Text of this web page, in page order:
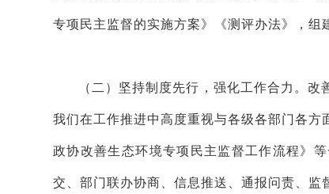
专项民主监督的实施方案》《测评办法》，组
（二）坚持制度先行，强化工作合力。
我们在工作推进中高度重视与各级各部门各
政协改善生态环境专项民主监督工作流程》
交、部门联办协商、信息推送、通报问责、